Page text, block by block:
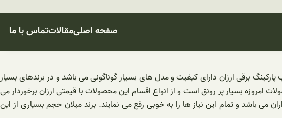
صفحه اصلیمقالاتتماس با ما
جک درب پارکینگ برقی ارزان دارای کیفیت و مدل های بسیار گوناگونی می باشد و در برندهای بسیار
امروزه بسیار پر رونق است و از انواع اقسام این محصولات با قیمتی ارزان برخوردار می
می باشد و تمام این نیاز ها را به خوبی رفع می نمایند. برند میلان حجم بسیاری از این